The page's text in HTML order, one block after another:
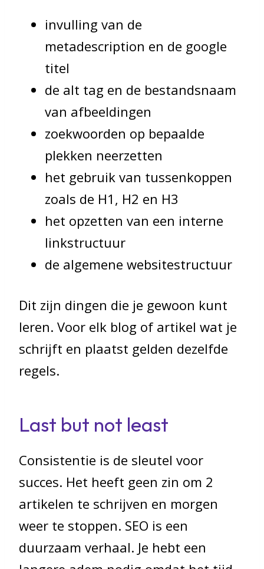
invulling van de
metadescription en de google
titel
de alt tag en de bestandsnaam
van afbeeldingen
zoekwoorden op bepaalde
plekken neerzetten
het gebruik van tussenkoppen
zoals de H1, H2 en H3
het opzetten van een interne
linkstructuur
de algemene websitestructuur
Dit zijn dingen die je gewoon kunt
leren. Voor elk blog of artikel wat je
schrijft en plaatst gelden dezelfde
regels.
Last but not least
Consistentie is de sleutel voor
succes. Het heeft geen zin om 2
artikelen te schrijven en morgen
weer te stoppen. SEO is een
duurzaam verhaal. Je hebt een